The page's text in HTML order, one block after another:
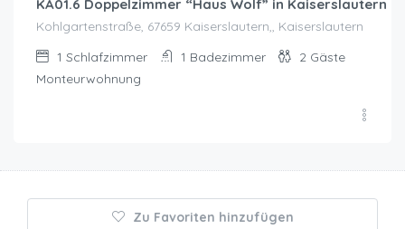
KA01.6 Doppelzimmer “Haus Wolf” in Kaiserslautern
Kohlgartenstraße, 67659 Kaiserslautern,, Kaiserslautern
1 Schlafzimmer 1 Badezimmer 2 Gäste
Monteurwohnung
Zu Favoriten hinzufügen